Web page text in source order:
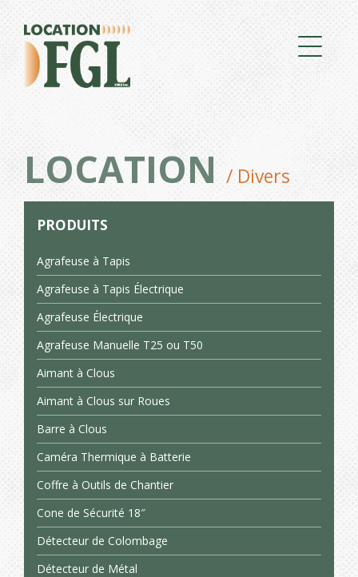
LOCATION / Divers
PRODUITS
Agrafeuse à Tapis
Agrafeuse à Tapis Électrique
Agrafeuse Électrique
Agrafeuse Manuelle T25 ou T50
Aimant à Clous
Aimant à Clous sur Roues
Barre à Clous
Caméra Thermique à Batterie
Coffre à Outils de Chantier
Cone de Sécurité 18″
Détecteur de Colombage
Détecteur de Métal